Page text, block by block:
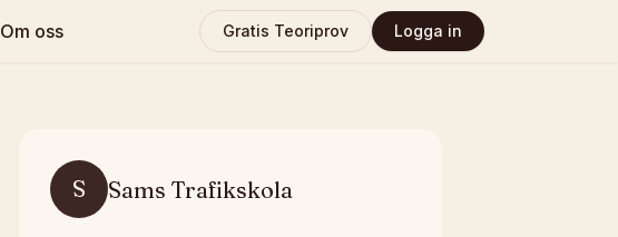
Om oss Gratis Teoriprov Logga in
S Sams Trafikskola